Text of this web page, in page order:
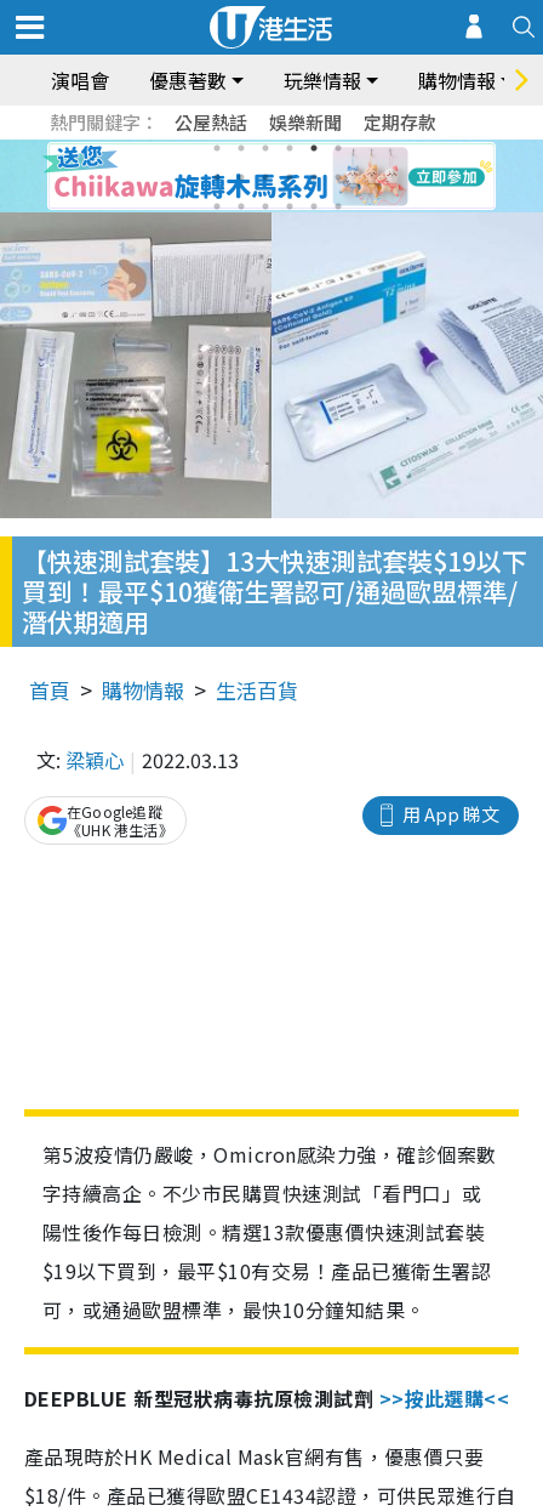
演唱會 優惠著數 玩樂情報 購物情報
熱門關鍵字： 公屋熱話 娛樂新聞 定期存款
【快速測試套裝】13大快速測試套裝$19以下
買到！最平$10獲衛生署認可/通過歐盟標準/
潛伏期適用
首頁 購物情報 生活百貨
文: 梁穎心 2022.03.13
用 App 睇文
在Google追蹤
《UHK 港生活》
第5波疫情仍嚴峻，Omicron感染力強，確診個案數
字持續高企。不少市民購買快速測試「看門口」或
陽性後作每日檢測。精選13款優惠價快速測試套裝
$19以下買到，最平$10有交易！產品已獲衛生署認
可，或通過歐盟標準，最快10分鐘知結果。
DEEPBLUE 新型冠狀病毒抗原檢測試劑 >>按此選購<<
產品現時於HK Medical Mask官網有售，優惠價只要
$18/件。產品已獲得歐盟CE1434認證，可供民眾進行自